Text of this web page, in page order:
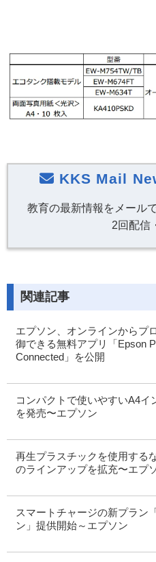
KKS Mail
教育の最新情報をメール
2回配信
関連記事
エプソン、オンラインからプ
御できる無料アプリ「Epson
Connected」を公開
コンパクトで使いやすいA4
を発売〜エプソン
再生プラスチックを使用する
のラインアップを拡充〜エプ
スマートチャージの新プラン
ン」提供開始～エプソン